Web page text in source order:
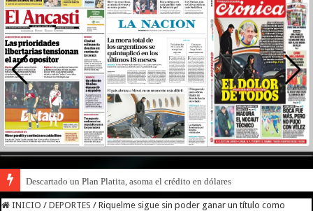
Descartado un Plan Platita, asoma el crédito en dólares
INICIO / DEPORTES / Riquelme sigue sin poder ganar un título como